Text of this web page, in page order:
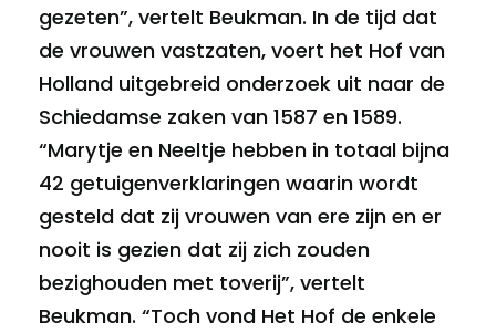
gezeten”, vertelt Beukman. In de tijd dat
de vrouwen vastzaten, voert het Hof van
Holland uitgebreid onderzoek uit naar de
Schiedamse zaken van 1587 en 1589.
“Marytje en Neeltje hebben in totaal bijna
42 getuigenverklaringen waarin wordt
gesteld dat zij vrouwen van ere zijn en er
nooit is gezien dat zij zich zouden
bezighouden met toverij”, vertelt
Beukman. “Toch vond Het Hof de enkele